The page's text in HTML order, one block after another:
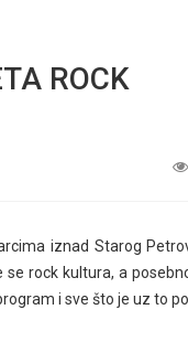
ROCK
iznad Starog
rock kultura, a
i sve što je uz to